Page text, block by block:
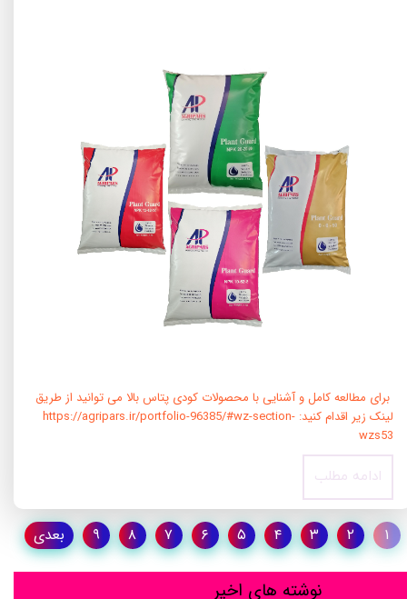
برای مطالعه کامل و آشنایی با محصولات کودی پتاس بالا می توانید از طریق
لینک زیر اقدام کنید: https://agripars.ir/portfolio-96385/#wz-section-
wzs53
ادامه مطلب
۱ ۲ ۳ ۴ ۵ ۶ ۷ ۸ ۹ بعدی
نوشته های اخیر